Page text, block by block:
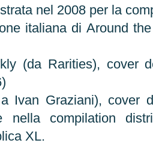
nel 2008 per la
italiana di Around
(da Rarities), cover
Ivan Graziani), cover
nella compilation
XL.